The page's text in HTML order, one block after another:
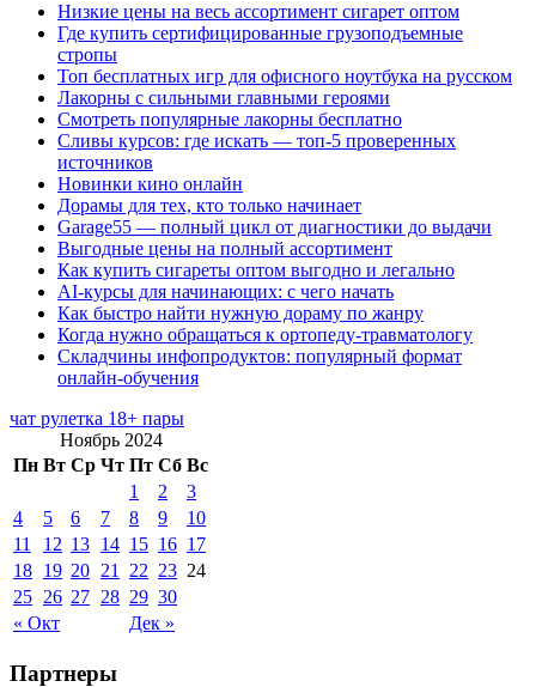
Низкие цены на весь ассортимент сигарет оптом
Где купить сертифицированные грузоподъемные
стропы
Топ бесплатных игр для офисного ноутбука на русском
Лакорны с сильными главными героями
Смотреть популярные лакорны бесплатно
Сливы курсов: где искать — топ-5 проверенных
источников
Новинки кино онлайн
Дорамы для тех, кто только начинает
Garage55 — полный цикл от диагностики до выдачи
Выгодные цены на полный ассортимент
Как купить сигареты оптом выгодно и легально
AI-курсы для начинающих: с чего начать
Как быстро найти нужную дораму по жанру
Когда нужно обращаться к ортопеду-травматологу
Складчины инфопродуктов: популярный формат
онлайн-обучения
чат рулетка 18+ пары
Ноябрь 2024
Пн Вт Ср Чт Пт Сб Вс
« Окт Дек »
1 2
3
4
5 6 7 8 9
10
11
12 13 14 15 16 17
18 19 20 21 22 23 24
25 26 27 28 29 30
Партнеры